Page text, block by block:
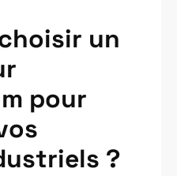
un
pour
?